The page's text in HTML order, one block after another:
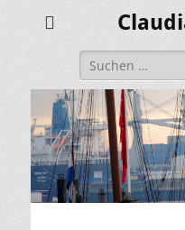
Suchen
nach: